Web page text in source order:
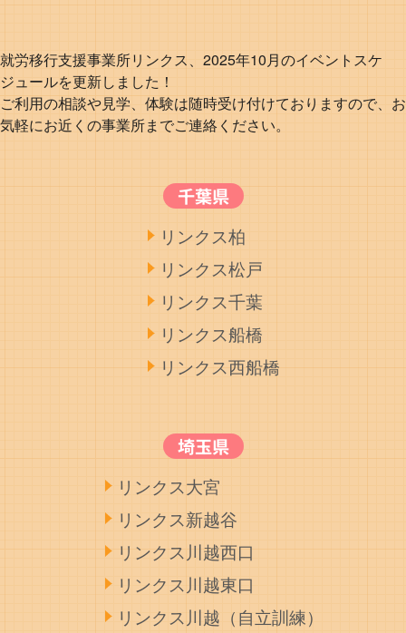
就労移行支援事業所リンクス、2025年10月のイベントスケ
ジュールを更新しました！
ご利用の相談や見学、体験は随時受け付けておりますので、お
気軽にお近くの事業所までご連絡ください。
千葉県
リンクス柏
リンクス松戸
リンクス千葉
リンクス船橋
リンクス西船橋
埼玉県
リンクス大宮
リンクス新越谷
リンクス川越西口
リンクス川越東口
リンクス川越（自立訓練）